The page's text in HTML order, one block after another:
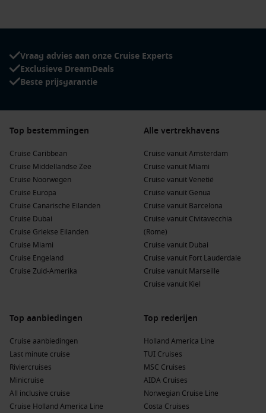
vaart.
Direct vertrek vanuit Nederland:Geen extra transfers
nodig; alles start comfortabel vanaf jouw haven.
Onvergetelijke bestemmingen:
dineer in verschillende restaurants en geniet van
Flexibele routes:Kies uit meerdere vertrekdata en cruises
met verschillende duur, passend bij jouw agenda.
Voordelen van een
cruise naar de Noordkaap
vanuit Nederland
Deze cruises combineren het beste van gemak en avontuur.
Hier zijn de belangrijkste voordelen:
Vertrek rechtstreeks vanuit Nederland zonder
Adembenemende natuur:
Geniet van fjorden, watervallen,
rotsformaties en het spectaculaire landschap van Noord-
Noorwegen.
Cultuur en steden:
Stop in pittoreske havenstadjes en
beleef de lokale cultuur, keuken en tradities.
wellnessfaciliteiten en entertainment aan boord maken
Vraag advies aan onze Cruise Experts
Exclusieve DreamDeals
Beste prijsgarantie
Top bestemmingen
Cruise Caribbean
Cruise Middellandse Zee
Cruise Noorwegen
Cruise Europa
Cruise Canarische Eilanden
Cruise Dubai
Cruise Griekse Eilanden
Cruise Miami
Cruise Engeland
Cruise Zuid-Amerika
Alle vertrekhavens
Cruise vanuit Amsterdam
Cruise vanuit Miami
Cruise vanuit Venetië
Cruise vanuit Genua
Cruise vanuit Barcelona
Cruise vanuit Civitavecchia
(Rome)
Cruise vanuit Dubai
Cruise vanuit Fort Lauderdale
Cruise vanuit Marseille
Cruise vanuit Kiel
Top aanbiedingen
Cruise aanbiedingen
Last minute cruise
Riviercruises
Minicruise
All inclusive cruise
Cruise Holland America Line
Top rederijen
Holland America Line
TUI Cruises
MSC Cruises
AIDA Cruises
Norwegian Cruise Line
Costa Cruises